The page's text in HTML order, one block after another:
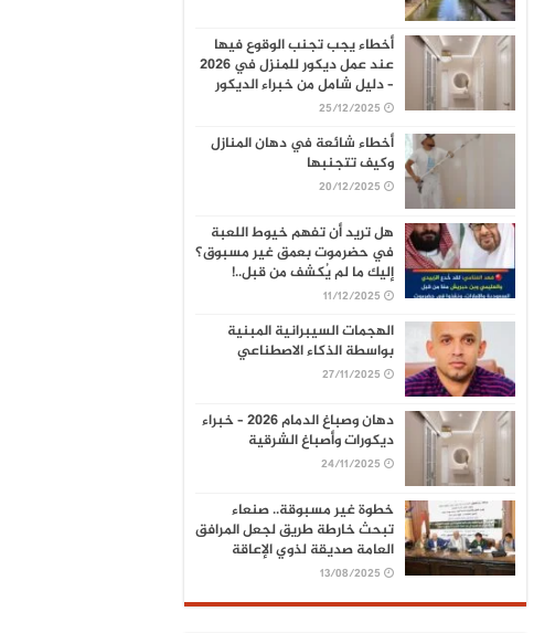
أخطاء يجب تجنب الوقوع فيها
عند عمل ديكور للمنزل في 2026
– دليل شامل من خبراء الديكور
25/12/2025
أخطاء شائعة في دهان المنازل
وكيف تتجنبها
20/12/2025
هل تريد أن تفهم خيوط اللعبة
في حضرموت بعمق غير مسبوق؟
إليك ما لم يُكشف من قبل..!
11/12/2025
الهجمات السيبرانية المبنية
بواسطة الذكاء الاصطناعي
27/11/2025
دهان وصباغ الدمام 2026 – خبراء
ديكورات وأصباغ الشرقية
24/11/2025
خطوة غير مسبوقة.. صنعاء
تبحث خارطة طريق لجعل المرافق
العامة صديقة لذوي الإعاقة
13/08/2025